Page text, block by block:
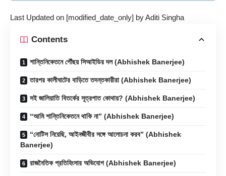
Last Updated on [modified_date_only] byAditi Singha
Contents
শান্তিনিকেতনে পৌঁছয় সিআইডির দল (Abhishek Banerjee)
তারপর কালীঘাটের বাড়িতে তদন্তকারীরা (Abhishek Banerjee)
সই জালিয়াতি বিতর্কের সূত্রপাত কোথায়? (Abhishek Banerjee)
“আমি শান্তিনিকেতনে থাকি না” (Abhishek Banerjee)
“নোটিস নিয়েছি, আইনজীবীর সঙ্গে আলোচনা করব” (Abhishek
Banerjee)
রাজনৈতিক প্রতিহিংসার অভিযোগ (Abhishek Banerjee)